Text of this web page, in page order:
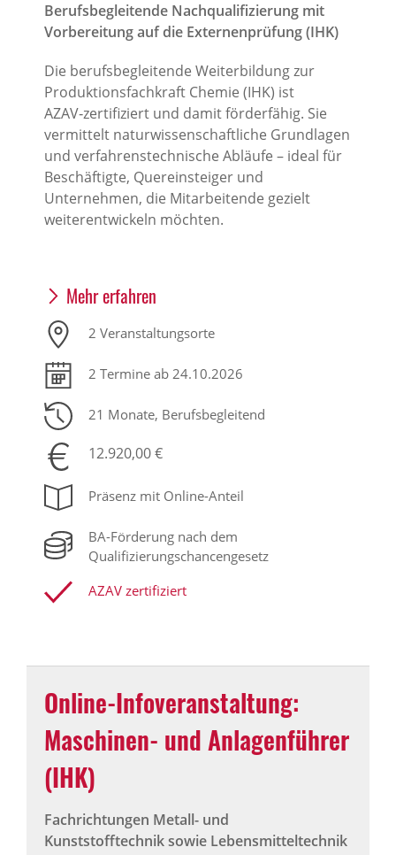
Berufsbegleitende Nachqualifizierung mit
Vorbereitung auf die Externenprüfung (IHK)
Die berufsbegleitende Weiterbildung zur
Produktionsfachkraft Chemie (IHK) ist
AZAV‑zertifiziert und damit förderfähig. Sie
vermittelt naturwissenschaftliche Grundlagen
und verfahrenstechnische Abläufe – ideal für
Beschäftigte, Quereinsteiger und
Unternehmen, die Mitarbeitende gezielt
weiterentwickeln möchten.
Mehr erfahren
2 Veranstaltungsorte
2 Termine ab 24.10.2026
21 Monate, Berufsbegleitend
12.920,00 €
Präsenz mit Online-Anteil
BA-Förderung nach dem
Qualifizierungschancengesetz
AZAV zertifiziert
Online-Infoveranstaltung:
Maschinen- und Anlagenführer
(IHK)
Fachrichtungen Metall- und
Kunststofftechnik sowie Lebensmitteltechnik